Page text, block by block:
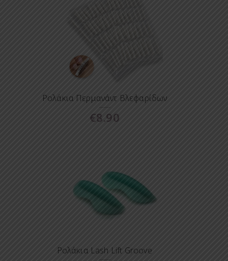
Ρολάκια Περμανάντ Βλεφαρίδων
€8.90
Ρολάκια Lash Lift Groove